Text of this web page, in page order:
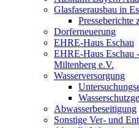
Glasfaserausbau in
Presseberichte
Dorferneuerung
EHRE-Haus Eschau
EHRE-Haus
Miltenberg e.V.
Wasserversorgung
Abwasserbeseitigung
Sonstige Ver- und